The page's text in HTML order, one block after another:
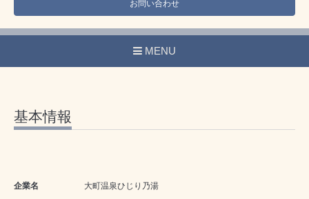
お問い合わせ
MENU
基本情報
企業名 大町温泉ひじり乃湯